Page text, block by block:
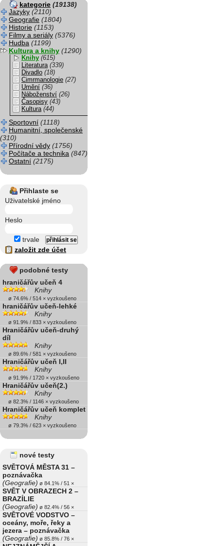
kategorie (19138)
Jazyky (2110)
Geografie (1804)
Historie (1153)
Filmy a seriály (5376)
Hudba (1199)
Kultura a knihy (1290)
Knihy (615)
Literatura (339)
Divadlo (18)
Cimrmanologie (27)
Umění (36)
Náboženství (26)
Časopisy (43)
Kultura (44)
Sportovní (1118)
Humanitní, společenské
(310)
Přírodní vědy (1756)
Počítače a technika (847)
Ostatní (2175)
Přihlaste se
Uživatelské jméno
Heslo
trvale
založit zde účet
podobné testy
hraničářův učeň 4
Knihy
ø 74.6% / 514 × vyzkoušeno
hraničářův učeň-lehké
Knihy
ø 91.9% / 833 × vyzkoušeno
Hraničářův učeň-druhý
díl
Knihy
ø 89.6% / 581 × vyzkoušeno
Hraničářův učeň I,II
Knihy
ø 91.9% / 1720 × vyzkoušeno
Hraničářův učeň(2.)
Knihy
ø 82.3% / 1146 × vyzkoušeno
Hraničářův učeň komplet
Knihy
ø 79.3% / 623 × vyzkoušeno
nové testy
SVĚTOVÁ MĚSTA 31 –
poznávačka
(Geografie) ø 84.1% / 51 ×
SVĚT V OBRAZECH 2 –
BRAZÍLIE
(Geografie) ø 82.4% / 56 ×
SVĚTOVÉ VODSTVO –
oceány, moře, řeky a
jezera – poznávačka
(Geografie) ø 85.8% / 76 ×